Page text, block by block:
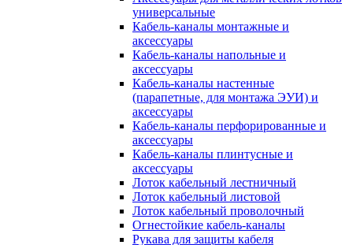
универсальные
Кабель-каналы монтажные и
аксессуары
Кабель-каналы напольные и
аксессуары
Кабель-каналы настенные
(парапетные, для монтажа ЭУИ) и
аксессуары
Кабель-каналы перфорированные и
аксессуары
Кабель-каналы плинтусные и
аксессуары
Лоток кабельный лестничный
Лоток кабельный листовой
Лоток кабельный проволочный
Огнестойкие кабель-каналы
Рукава для защиты кабеля